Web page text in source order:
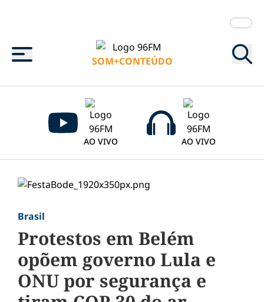
Menu
SOM+CONTEÚDO
AO VIVO AO VIVO
Brasil
Protestos em Belém
opõem governo Lula e
ONU por segurança e